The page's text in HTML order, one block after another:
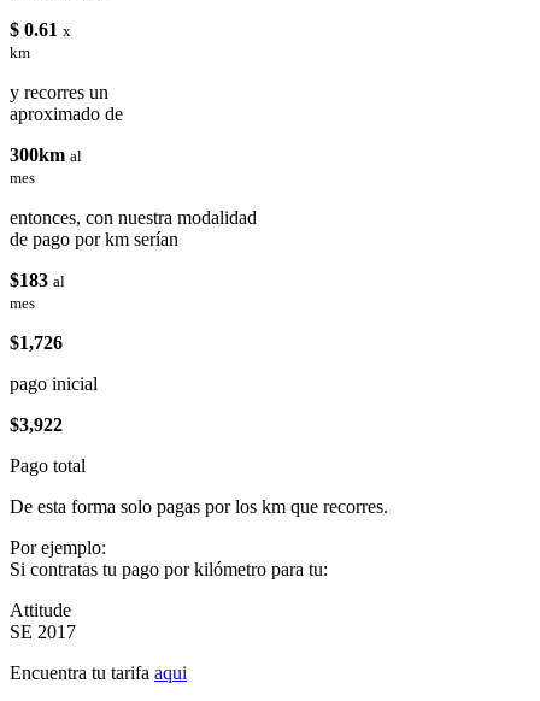
$ 0.61 x
km
y recorres un
aproximado de
300km al
mes
entonces, con nuestra modalidad
de pago por km serían
$183 al
mes
$1,726
pago inicial
$3,922
Pago total
De esta forma solo pagas por los km que recorres.
Por ejemplo:
Si contratas tu pago por kilómetro para tu:
Attitude
SE 2017
Encuentra tu tarifa aqui